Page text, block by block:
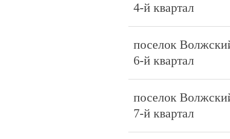
4-й квартал
поселок
6-й квартал
поселок
7-й квартал